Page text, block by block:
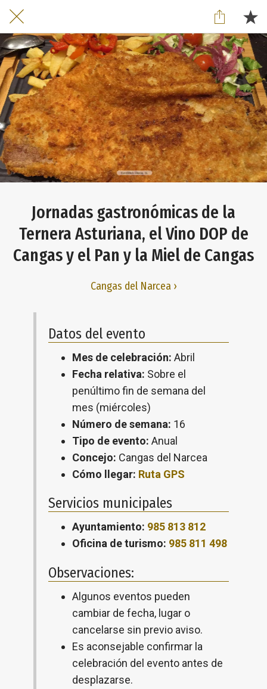
Jornadas gastronómicas de la
Ternera Asturiana, el Vino DOP de
Cangas y el Pan y la Miel de Cangas
Cangas del Narcea ›
Datos del evento
Mes de celebración: Abril
Fecha relativa: Sobre el
penúltimo fin de semana del
mes (miércoles)
Número de semana: 16
Tipo de evento: Anual
Concejo: Cangas del Narcea
Cómo llegar: Ruta GPS
Servicios municipales
Ayuntamiento: 985 813 812
Oficina de turismo: 985 811 498
Observaciones:
Algunos eventos pueden
cambiar de fecha, lugar o
cancelarse sin previo aviso.
Es aconsejable confirmar la
celebración del evento antes de
desplazarse.